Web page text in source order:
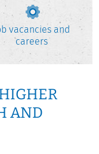
AND
vacancies and
careers